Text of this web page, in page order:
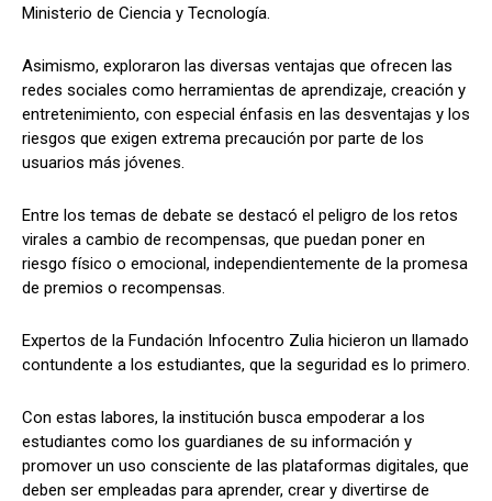
Ministerio de Ciencia y Tecnología.
Asimismo, exploraron las diversas ventajas que ofrecen las
redes sociales como herramientas de aprendizaje, creación y
entretenimiento, con especial énfasis en las desventajas y los
riesgos que exigen extrema precaución por parte de los
usuarios más jóvenes.
Entre los temas de debate se destacó el peligro de los retos
virales a cambio de recompensas, que puedan poner en
riesgo físico o emocional, independientemente de la promesa
de premios o recompensas.
Expertos de la Fundación Infocentro Zulia hicieron un llamado
contundente a los estudiantes, que la seguridad es lo primero.
Con estas labores, la institución busca empoderar a los
estudiantes como los guardianes de su información y
promover un uso consciente de las plataformas digitales, que
deben ser empleadas para aprender, crear y divertirse de